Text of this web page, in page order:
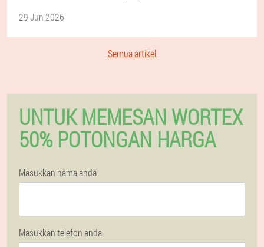
29 Jun 2026
Semua artikel
UNTUK MEMESAN WORTEX
50% POTONGAN HARGA
Masukkan nama anda
Masukkan telefon anda